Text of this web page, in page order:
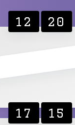
12 20
17 15